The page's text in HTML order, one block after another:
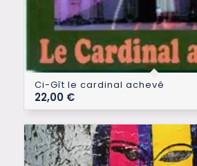
Ci-Gît le cardinal achevé
22,00 €